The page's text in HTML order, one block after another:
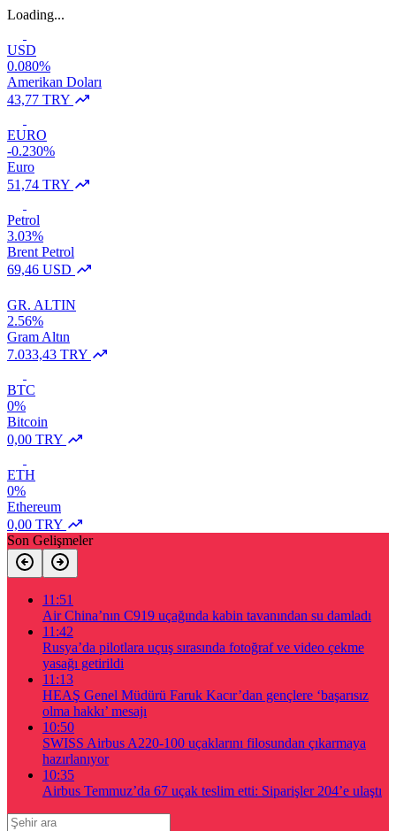
Loading...
USD
0.080%
Amerikan Doları
43,77 TRY
EURO
-0.230%
Euro
51,74 TRY
Petrol
3.03%
Brent Petrol
69,46 USD
GR. ALTIN
2.56%
Gram Altın
7.033,43 TRY
BTC
0%
Bitcoin
0,00 TRY
ETH
0%
Ethereum
0,00 TRY
Son Gelişmeler
11:51
Air China’nın C919 uçağında kabin tavanından su damladı
11:42
Rusya’da pilotlara uçuş sırasında fotoğraf ve video çekme
yasağı getirildi
11:13
HEAŞ Genel Müdürü Faruk Kacır’dan gençlere ‘başarısız
olma hakkı’ mesajı
10:50
SWISS Airbus A220-100 uçaklarını filosundan çıkarmaya
hazırlanıyor
10:35
Airbus Temmuz’da 67 uçak teslim etti: Siparişler 204’e ulaştı